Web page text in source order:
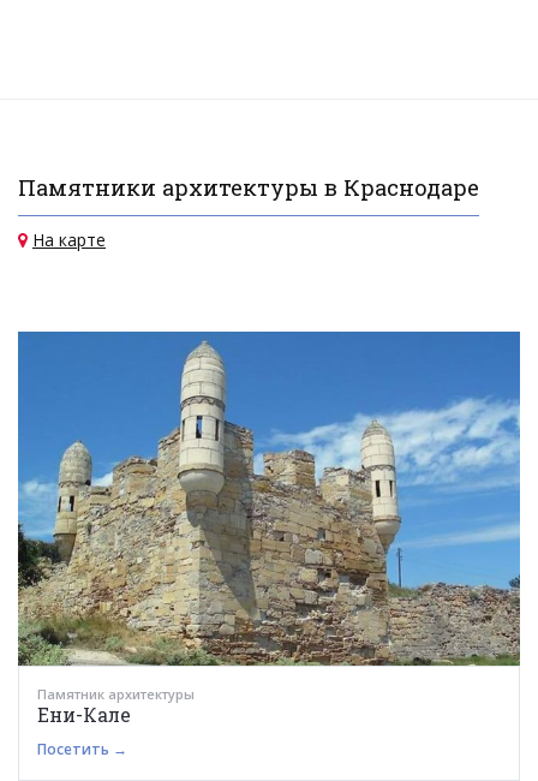
Памятники архитектуры в Краснодаре
На карте
Памятник архитектуры
Ени-Кале
Посетить →